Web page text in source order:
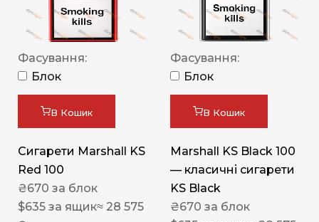
Фасування:
Блок
В Кошик
Сигарети Marshall KS
Red 100
₴670 за блок
$635 за ящик≈ 28 575
Фасування:
Блок
В Кошик
Marshall KS Black 100
— класичні сигарети
KS Black
₴670 за блок